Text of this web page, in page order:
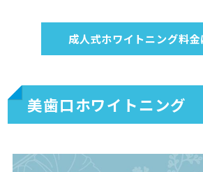
成人式ホワイトニング料金
美歯口ホワイトニング